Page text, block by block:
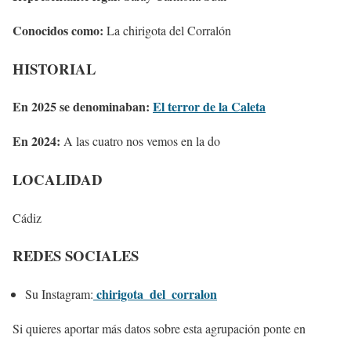
Conocidos como: La chirigota del Corralón
HISTORIAL
En 2025 se denominaban: El terror de la Caleta
En 2024: A las cuatro nos vemos en la do
LOCALIDAD
Cádiz
REDES SOCIALES
Su Instagram: chirigota_del_corralon
Si quieres aportar más datos sobre esta agrupación ponte en